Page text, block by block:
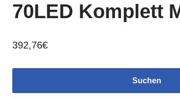
70LED Komplett
392,76€
Suchen